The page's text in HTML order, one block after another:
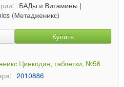
БАДы и Витамины |
(Метадженикс)
Купить
Цинкодин, таблетки, №56
2010886